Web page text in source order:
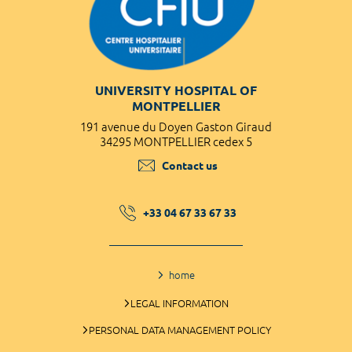
UNIVERSITY HOSPITAL OF
MONTPELLIER
191 avenue du Doyen Gaston Giraud
34295 MONTPELLIER cedex 5
Contact us
+33 04 67 33 67 33
home
LEGAL INFORMATION
PERSONAL DATA MANAGEMENT POLICY